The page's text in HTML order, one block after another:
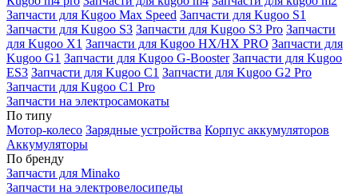
Запчасти для Kugoo Max Speed Запчасти для Kugoo S1
Запчасти для Kugoo S3 Запчасти для Kugoo S3 Pro Запчасти
для Kugoo X1 Запчасти для Kugoo HX/HX PRO Запчасти для
Kugoo G1 Запчасти для Kugoo G-Booster Запчасти для Kugoo
ES3 Запчасти для Kugoo C1 Запчасти для Kugoo G2 Pro
Запчасти для Kugoo C1 Pro
Запчасти на электросамокаты
По типу
Мотор-колесо Зарядные устройства Корпус аккумуляторов
Аккумуляторы
По бренду
Запчасти для Minako
Запчасти на электровелосипеды